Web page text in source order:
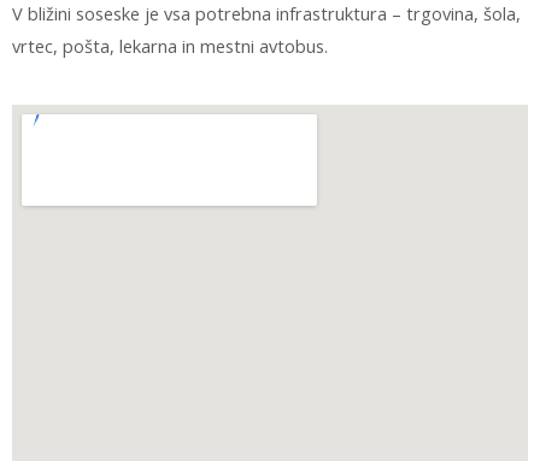
V bližini soseske je vsa potrebna infrastruktura – trgovina, šola,
vrtec, pošta, lekarna in mestni avtobus.